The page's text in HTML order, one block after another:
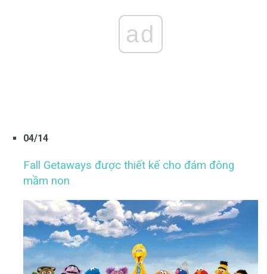
ad
04/14
Fall Getaways được thiết kế cho đám đông
mầm non